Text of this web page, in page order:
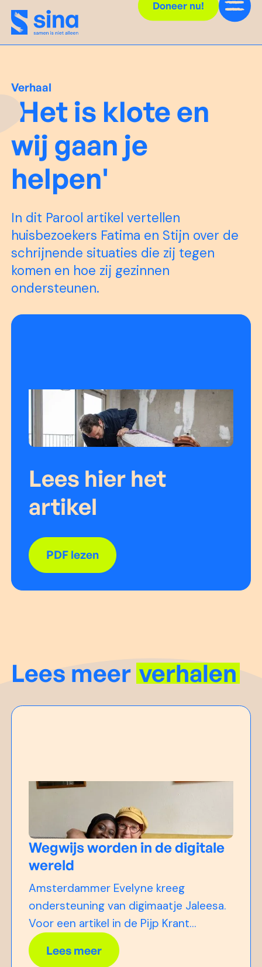
Doneer nu!
Verhaal
'Het is klote en
wij gaan je
helpen'
In dit Parool artikel vertellen
huisbezoekers Fatima en Stijn over de
schrijnende situaties die zij tegen
komen en hoe zij gezinnen
ondersteunen.
Lees hier het
artikel
PDF lezen
Lees meerverhalen
Wegwijs worden in de digitale
wereld
Amsterdammer Evelyne kreeg
ondersteuning van digimaatje Jaleesa.
Voor een artikel in de Pijp Krant
vertelden ze over hun geslaagde
match. Lees hier het hele artikel.
Lees meer